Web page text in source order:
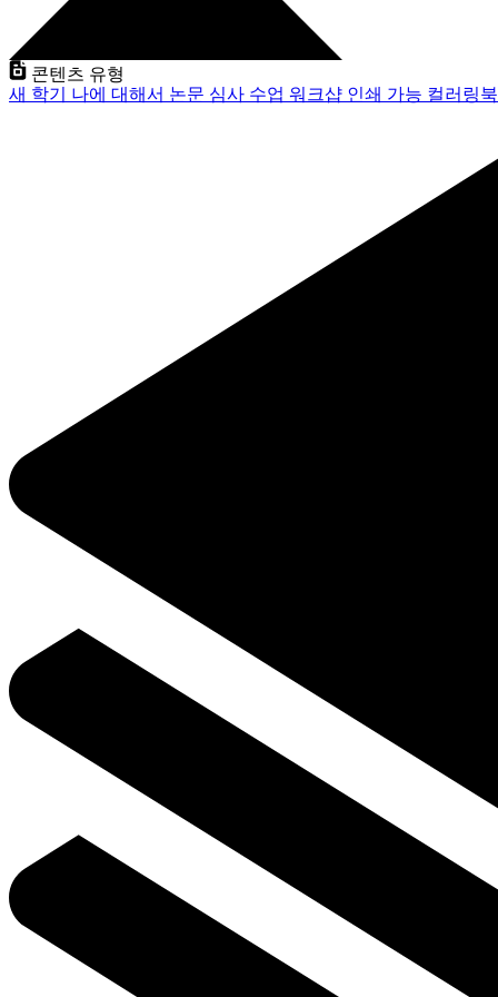
콘텐츠 유형
새 학기 나에 대해서 논문 심사 수업 워크샵 인쇄 가능 컬러링북